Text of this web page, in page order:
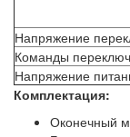
Напряжение
Команды
Напряжение
Комплектация:
Оконечный